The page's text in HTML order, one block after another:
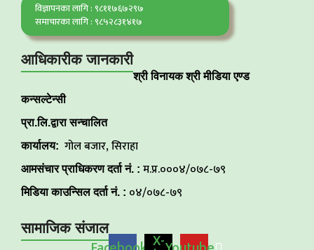
विज्ञापनका लागि : ९८११७६७२९७
समाचारका लागि : ९८५२८३१४१७
आधिकारीक जानकारी
श्री विनायक श्री मीडिया एण्ड
कन्सल्टेन्सी
प्रा.लि.द्वारा सन्चालित
कार्यालय: गोल बजार, सिराहा
आमसंचार प्राधिकरण दर्ता नं. : म.प्र.०००४/०७८-७९
मिडिया काउन्सिल दर्ता नं. : ०४/०७८-७९
सामाजिक संजाल
X-